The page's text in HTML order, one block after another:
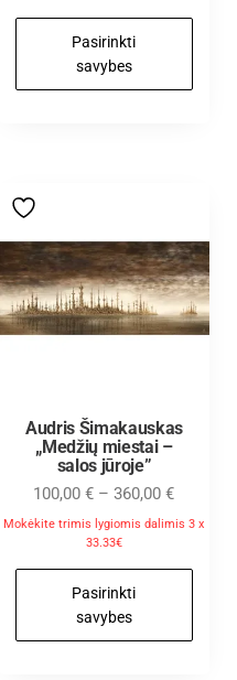
Pasirinkti
savybes
Audris Šimakauskas
„Medžių miestai –
salos jūroje”
100,00€ – 360,00€
Mokėkite trimis lygiomis dalimis 3 x
33.33€
Pasirinkti
savybes